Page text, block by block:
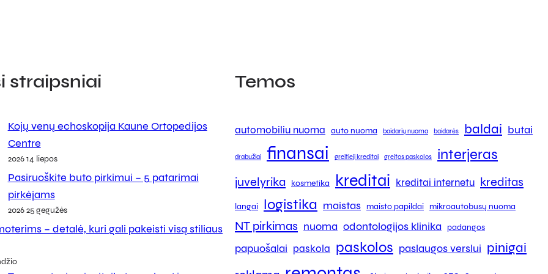
straipsniai
Kojų venų echoskopija Kaune Ortopedijos
Centre
2026 14 liepos
Pasiruoškite buto pirkimui – 5 patarimai
pirkėjams
2026 25 gegužės
– detalė, kuri gali pakeisti visą stiliaus
Temos
automobiliu nuoma auto nuoma baidarių nuoma baidarės baldai butai
drabužiai finansai greitieji kreditai greitos paskolos interjeras
juvelyrika kosmetika kreditai kreditai internetu kreditas
langai logistika maistas maisto papildai mikroautobusų nuoma
NT pirkimas nuoma odontologijos klinika padangos
papuošalai paskola paskolos paslaugos verslui pinigai